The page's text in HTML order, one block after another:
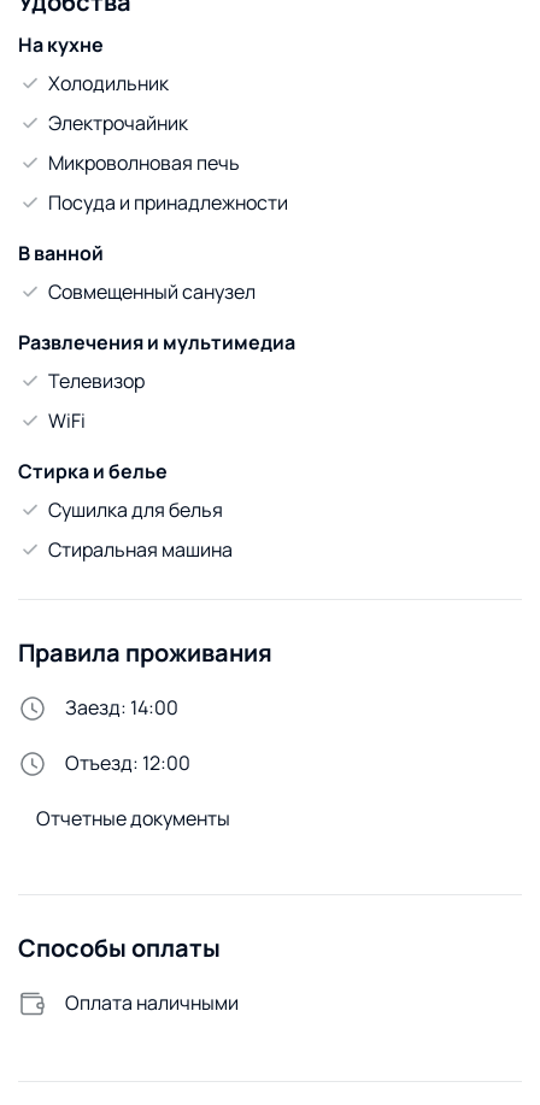
На кухне
Холодильник
Электрочайник
Микроволновая печь
Посуда и принадлежности
В ванной
Совмещенный санузел
Развлечения и мультимедиа
Телевизор
WiFi
Стирка и белье
Сушилка для белья
Стиральная машина
Правила проживания
Заезд: 14:00
Отъезд: 12:00
Отчетные документы
Способы оплаты
Оплата наличными